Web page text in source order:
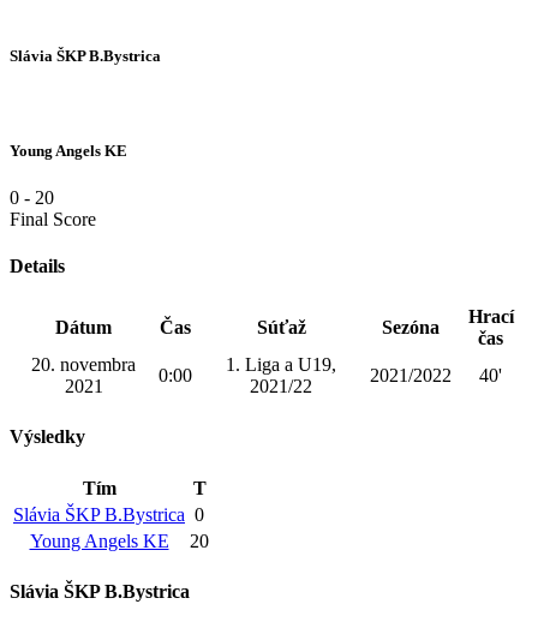
Slávia ŠKP B.Bystrica
Young Angels KE
0 - 20
Final Score
Details
Dátum Čas Súťaž Sezóna
Hrací
čas
20. novembra
2021
0:00
1. Liga a U19,
2021/22
2021/2022 40'
Výsledky
Tím
T
Slávia ŠKP B.Bystrica 0
Young Angels KE
20
Slávia ŠKP B.Bystrica